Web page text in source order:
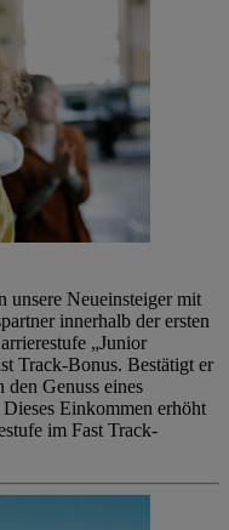
unsere Neueinsteiger mit
innerhalb der ersten
„Junior
Track-Bonus. Bestätigt er
Genuss eines
Einkommen erhöht
im Fast Track-